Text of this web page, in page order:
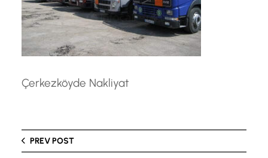
Çerkezköyde Nakliyat
PREV POST